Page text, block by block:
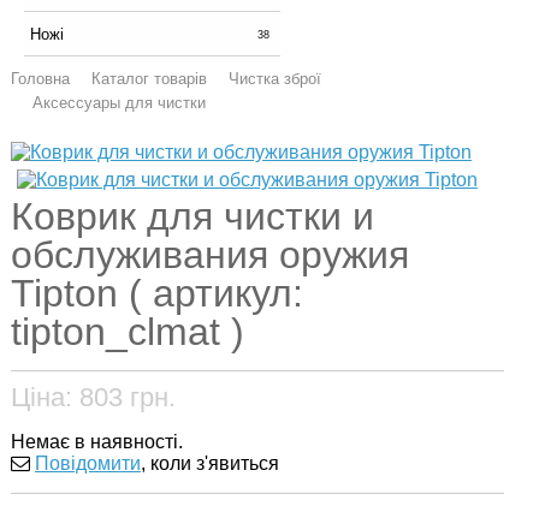
Ножі 38
Головна Каталог товарів
Чистка зброї
Аксессуары для чистки
Коврик для чистки и
обслуживания оружия
Tipton ( артикул:
tipton_clmat )
Ціна: 803 грн.
Немає в наявності.
Повідомити, коли з'явиться